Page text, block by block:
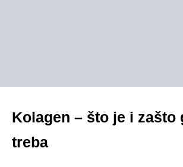
Kolagen – što je i zašto
treba